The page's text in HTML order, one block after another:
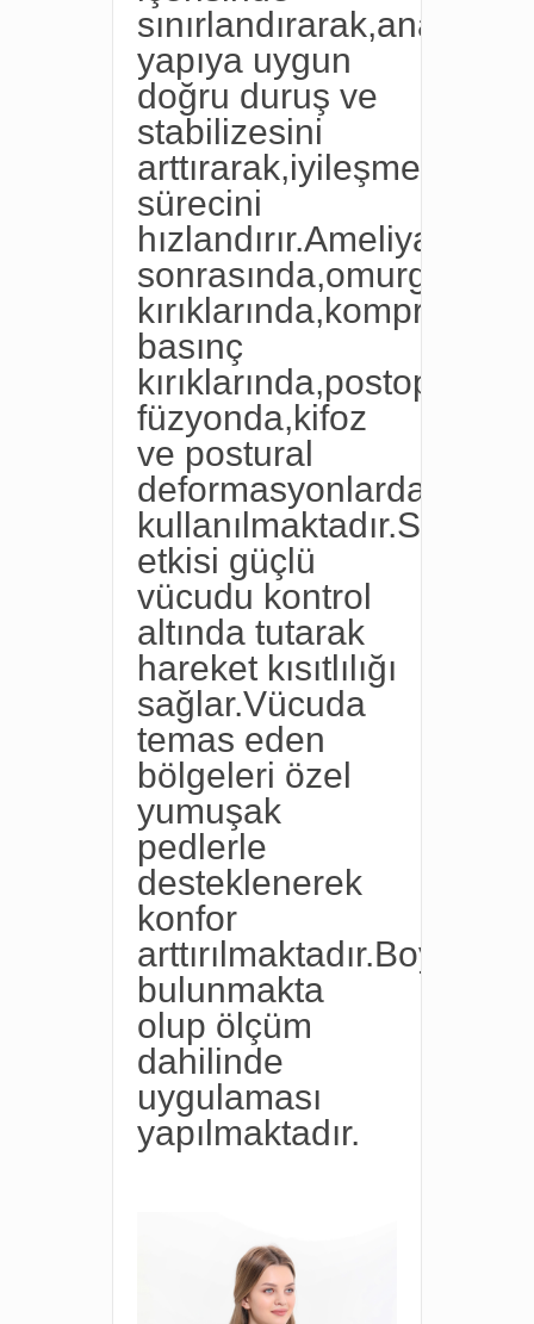
sınırlandırarak,anatomik
yapıya uygun
doğru duruş ve
stabilizesini
arttırarak,iyileşme
sürecini
hızlandırır.Ameliyat
sonrasında,omurga
kırıklarında,kompresyon
basınç
kırıklarında,postop
füzyonda,kifoz
ve postural
deformasyonlarda
kullanılmaktadır.Sabitlik
etkisi güçlü
vücudu kontrol
altında tutarak
hareket kısıtlılığı
sağlar.Vücuda
temas eden
bölgeleri özel
yumuşak
pedlerle
desteklenerek
konfor
arttırılmaktadır.Boyutları
bulunmakta
olup ölçüm
dahilinde
uygulaması
yapılmaktadır.